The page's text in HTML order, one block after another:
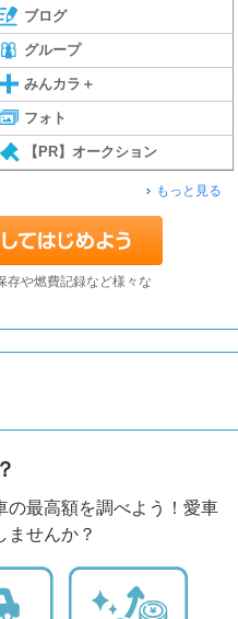
ブログ
グループ
みんカラ＋
フォト
【PR】オークション
もっと見る
存や燃費記録など様々な
の最高額を調べよう！愛車
ませんか？